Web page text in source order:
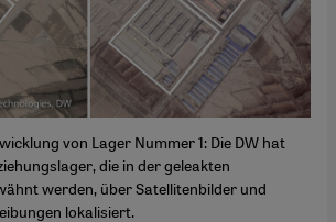
von Lager Nummer 1: Die DW hat
die in der geleakten
werden, über Satellitenbilder und
lokalisiert.